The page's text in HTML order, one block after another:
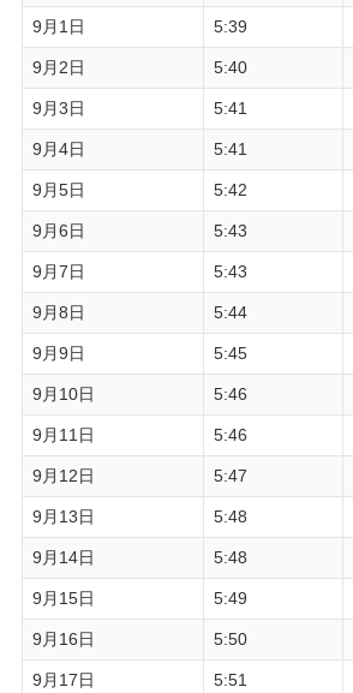
9月1日 5:39
9月2日 5:40
9月3日 5:41
9月4日 5:41
9月5日 5:42
9月6日 5:43
9月7日 5:43
9月8日 5:44
9月9日 5:45
9月10日 5:46
9月11日 5:46
9月12日 5:47
9月13日 5:48
9月14日 5:48
9月15日 5:49
9月16日 5:50
9月17日 5:51